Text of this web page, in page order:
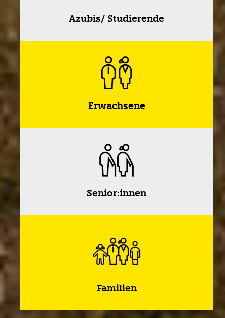
Azubis/ Studierende
Erwachsene
Senior:innen
Familien